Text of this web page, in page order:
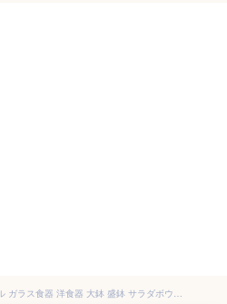
ガラス シエロ 25cm 浅ボウル ガラス食器 洋食器 大鉢 盛鉢 サラダボウル ボウル レストラン おしゃれ オシャレ 食洗機対応 食器 業務用 そうめん ひやむぎ 暑さ対策 トルコ製